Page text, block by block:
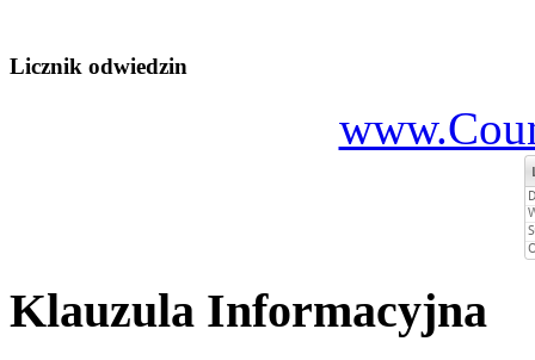
Licznik odwiedzin
Klauzula Informacyjna